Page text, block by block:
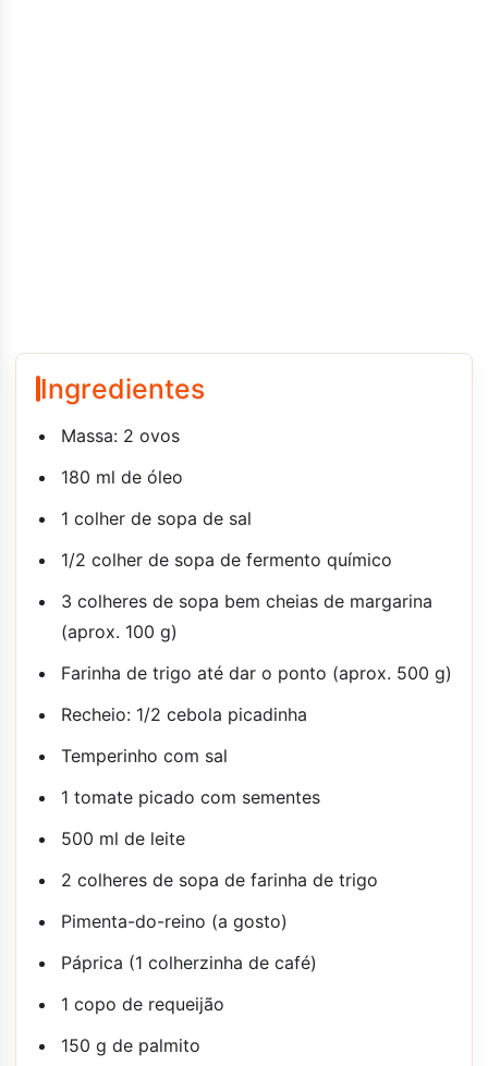
Ingredientes
Massa: 2 ovos
180 ml de óleo
1 colher de sopa de sal
1/2 colher de sopa de fermento químico
3 colheres de sopa bem cheias de margarina
(aprox. 100 g)
Farinha de trigo até dar o ponto (aprox. 500 g)
Recheio: 1/2 cebola picadinha
Temperinho com sal
1 tomate picado com sementes
500 ml de leite
2 colheres de sopa de farinha de trigo
Pimenta-do-reino (a gosto)
Páprica (1 colherzinha de café)
1 copo de requeijão
150 g de palmito